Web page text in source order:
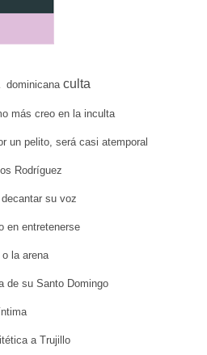
dominicana culta
más creo en la inculta
un pelito, será casi atemporal
Rodríguez
su voz
en entretenerse
la arena
de su Santo Domingo
a Trujillo